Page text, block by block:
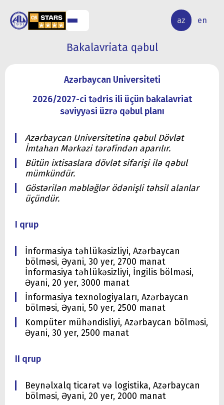
az en
ELMİ
TƏDQİQAT
Bakalavriata qəbul
Azərbaycan Universiteti
2026/2027-ci tədris ili üçün bakalavriat
səviyyəsi üzrə qəbul planı
Azərbaycan Universitetinə qəbul Dövlət
İmtahan Mərkəzi tərəfindən aparılır.
Bütün ixtisaslara dövlət sifarişi ilə qəbul
mümkündür.
Göstərilən məbləğlər ödənişli təhsil alanlar
üçündür.
I qrup
İnformasiya təhlükəsizliyi, Azərbaycan
bölməsi, Əyani, 30 yer, 2700 manat
İnformasiya təhlükəsizliyi, İngilis bölməsi,
Əyani, 20 yer, 3000 manat
İnformasiya texnologiyaları, Azərbaycan
bölməsi, Əyani, 50 yer, 2500 manat
Kompüter mühəndisliyi, Azərbaycan bölməsi,
Əyani, 30 yer, 2500 manat
II qrup
Beynəlxalq ticarət və logistika, Azərbaycan
bölməsi, Əyani, 20 yer, 2000 manat